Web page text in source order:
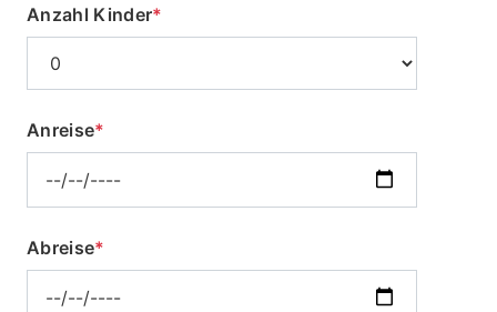
Anzahl Kinder*
Anreise*
Abreise*